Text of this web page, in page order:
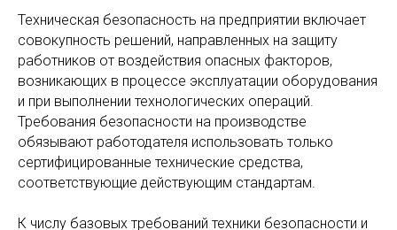
Техническая безопасность на предприятии включает
совокупность решений, направленных на защиту
работников от воздействия опасных факторов,
возникающих в процессе эксплуатации оборудования
и при выполнении технологических операций.
Требования безопасности на производстве
обязывают работодателя использовать только
сертифицированные технические средства,
соответствующие действующим стандартам.
К числу базовых требований техники безопасности и